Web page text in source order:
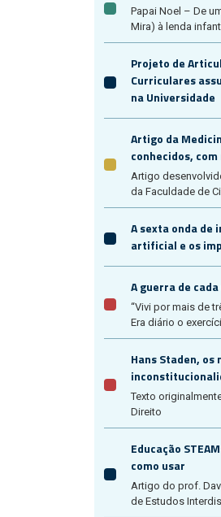
Papai Noel – De
Mira) à lenda
Projeto de
Curriculares
na Universidade
Artigo da
conhecidos,
Artigo
da Faculdade de
A sexta onda de
artificial e os
A guerra de
“Vivi por mais de
Era diário o
Hans Staden,
Texto
Direito
Educação
como usar
Artigo do prof.
de Estudos